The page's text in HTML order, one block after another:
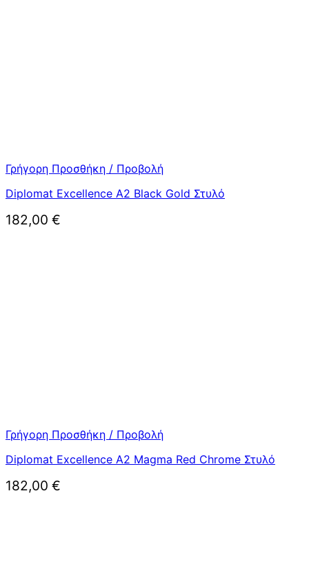
Γρήγορη Προσθήκη / Προβολή
Diplomat Excellence A2 Black Gold Στυλό
182,00 €
Γρήγορη Προσθήκη / Προβολή
Diplomat Excellence A2 Magma Red Chrome Στυλό
182,00 €